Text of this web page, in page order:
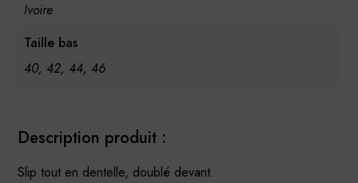
Ivoire
Taille bas
40, 42, 44, 46
Description produit :
Slip tout en dentelle, doublé devant.